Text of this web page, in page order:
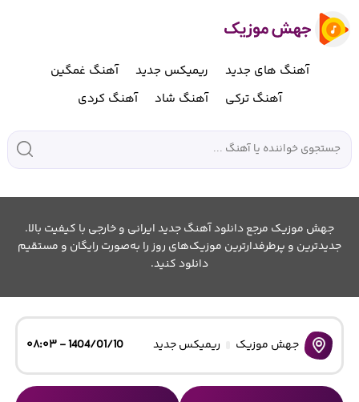
آهنگ های جدید ریمیکس جدید
آهنگ غمگین
آهنگ ترکی
آهنگ شاد آهنگ کردی
جهش موزیک مرجع دانلود آهنگ جدید ایرانی و خارجی با کیفیت بالا.
جدیدترین و پرطرفدارترین موزیک‌های روز را به‌صورت رایگان و مستقیم
دانلود کنید.
جهش موزیک ریمیکس جدید 1404/01/10 - ۰۸:۰۳